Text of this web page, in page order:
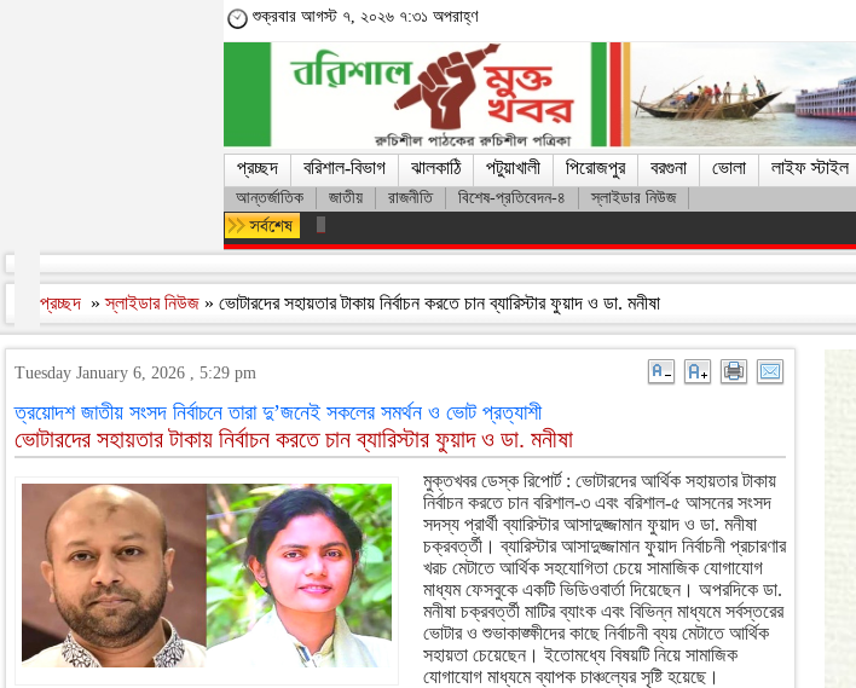
শুক্রবার আগস্ট ৭, ২০২৬ ৭:৩১ অপরাহ্ণ
প্রচ্ছদ বরিশাল-বিভাগ ঝালকাঠি পটুয়াখালী পিরোজপুর বরগুনা ভোলা লাইফ স্টাইল
আন্তর্জাতিক জাতীয় রাজনীতি বিশেষ-প্রতিবেদন-৪ স্লাইডার নিউজ
বরিশালে বাল্কহেডের ধাক্কায় সেতু ধস, চলাচল বন্ধ
প্রচ্ছদ »স্লাইডার নিউজ » ভোটারদের সহায়তার টাকায় নির্বাচন করতে চান ব্যারিস্টার ফুয়াদ ও ডা. মনীষা
Tuesday January 6, 2026 , 5:29 pm
ত্রয়োদশ জাতীয় সংসদ নির্বাচনে তারা দু’জনেই সকলের সমর্থন ও ভোট প্রত্যাশী
ভোটারদের সহায়তার টাকায় নির্বাচন করতে চান ব্যারিস্টার ফুয়াদ ও ডা. মনীষা
মুক্তখবর ডেস্ক রিপোর্ট : ভোটারদের আর্থিক সহায়তার টাকায়
নির্বাচন করতে চান বরিশাল-৩ এবং বরিশাল-৫ আসনের সংসদ
সদস্য প্রার্থী ব্যারিস্টার আসাদুজ্জামান ফুয়াদ ও ডা. মনীষা
চক্রবর্ত্তী। ব্যারিস্টার আসাদুজ্জামান ফুয়াদ নির্বাচনী প্রচারণার
খরচ মেটাতে আর্থিক সহযোগিতা চেয়ে সামাজিক যোগাযোগ
মাধ্যম ফেসবুকে একটি ভিডিওবার্তা দিয়েছেন। অপরদিকে ডা.
মনীষা চক্রবর্ত্তী মাটির ব্যাংক এবং বিভিন্ন মাধ্যমে সর্বস্তরের
ভোটার ও শুভাকাঙ্ক্ষীদের কাছে নির্বাচনী ব্যয় মেটাতে আর্থিক
সহায়তা চেয়েছেন। ইতোমধ্যে বিষয়টি নিয়ে সামাজিক
যোগাযোগ মাধ্যমে ব্যাপক চাঞ্চল্যের সৃষ্টি হয়েছে।